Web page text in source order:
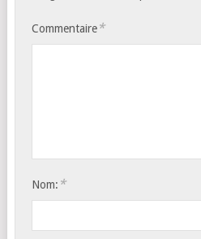
Commentaire*
Nom: *